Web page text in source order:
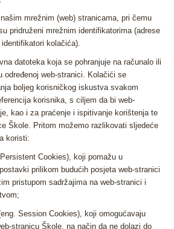
mrežnim (web) stranicama, pri čemu
pridruženi mrežnim identifikatorima (adrese
kolačića).
datoteka koja se pohranjuje na računalo ili
određenoj web-stranici. Kolačići se
boljeg korisničkog iskustva svakom
korisnika, s ciljem da bi web-
kao i za praćenje i ispitivanje korištenja te
Škole. Pritom možemo razlikovati sljedeće
koristi:
Cookies), koji pomažu u
prilikom budućih posjeta web-stranici
pristupom sadržajima na web-stranici i
Session Cookies), koji omogućavaju
stranicu Škole, na način da ne dolazi do